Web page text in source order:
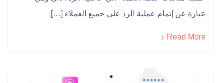
عبارة عن إتمام عملية الرد علي جميع العملاء […]
Read More